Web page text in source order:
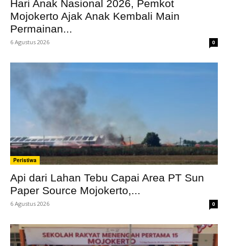
Hari Anak Nasional 2026, Pemkot
Mojokerto Ajak Anak Kembali Main
Permainan...
6 Agustus 2026 0
Peristiwa
Api dari Lahan Tebu Capai Area PT Sun
Paper Source Mojokerto,...
6 Agustus 2026 0